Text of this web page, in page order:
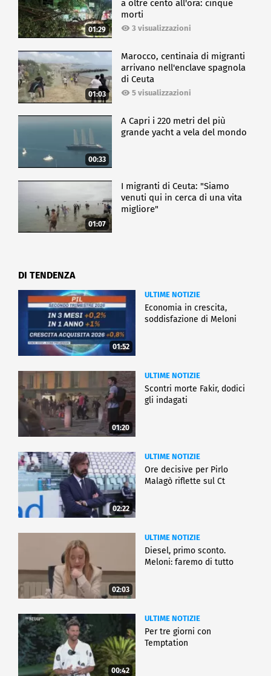
01:29
a oltre cento all'ora: cinque
morti
3 visualizzazioni
01:03
Marocco, centinaia di migranti
arrivano nell'enclave spagnola
di Ceuta
5 visualizzazioni
00:33
A Capri i 220 metri del più
grande yacht a vela del mondo
01:07
I migranti di Ceuta: "Siamo
venuti qui in cerca di una vita
migliore"
DI TENDENZA
01:52
ULTIME NOTIZIE
Economia in crescita,
soddisfazione di Meloni
01:20
ULTIME NOTIZIE
Scontri morte Fakir, dodici
gli indagati
02:22
ULTIME NOTIZIE
Ore decisive per Pirlo
Malagò riflette sul Ct
02:03
ULTIME NOTIZIE
Diesel, primo sconto.
Meloni: faremo di tutto
00:42
ULTIME NOTIZIE
Per tre giorni con
Temptation